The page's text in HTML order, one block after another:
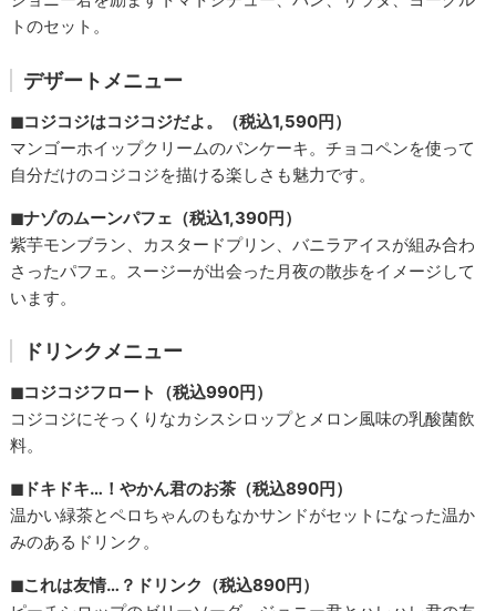
トのセット。
デザートメニュー
◼︎コジコジはコジコジだよ。（税込1,590円）
マンゴーホイップクリームのパンケーキ。チョコペンを使って
自分だけのコジコジを描ける楽しさも魅力です。
◼︎ナゾのムーンパフェ（税込1,390円）
紫芋モンブラン、カスタードプリン、バニラアイスが組み合わ
さったパフェ。スージーが出会った月夜の散歩をイメージして
います。
ドリンクメニュー
◼︎コジコジフロート（税込990円）
コジコジにそっくりなカシスシロップとメロン風味の乳酸菌飲
料。
◼︎ドキドキ…！やかん君のお茶（税込890円）
温かい緑茶とペロちゃんのもなかサンドがセットになった温か
みのあるドリンク。
◼︎これは友情…？ドリンク（税込890円）